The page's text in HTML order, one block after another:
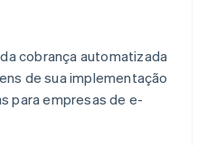
cobrança automatizada
de sua implementação
para empresas de e-